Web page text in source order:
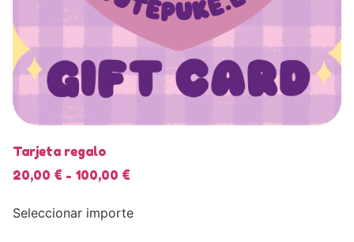
Tarjeta regalo
20,00 € - 100,00 €
Seleccionar importe